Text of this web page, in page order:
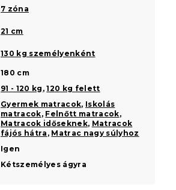
7 zóna
21 cm
130 kg személyenként
180 cm
91 - 120 kg ,120 kg felett
Gyermek matracok, Iskolás
matracok, Felnőtt matracok,
Matracok időseknek, Matracok
fájós hátra , Matrac nagy súlyhoz
Igen
Kétszemélyes ágyra